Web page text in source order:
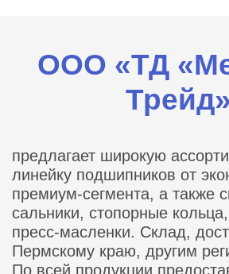
ООО «ТД
Трейд»
предлагает широкую
линейку подшипников от
премиум-сегмента, а также
сальники, стопорные
пресс-масленки. Склад,
Пермскому краю, другим
По всей продукции